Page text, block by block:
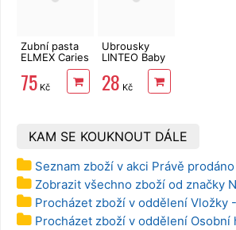
Zubní pasta
ELMEX Caries
Protection 75
ml
75 Kč
Ubrousky
LINTEO Baby
lékařský 72
ks
28 Kč
KAM SE KOUKNOUT DÁLE
Seznam zboží v akci Právě prodáno
Zobrazit všechno zboží od značky
Procházet zboží v oddělení Vložky
Procházet zboží v oddělení Osobní